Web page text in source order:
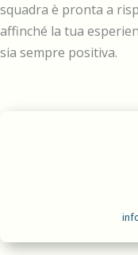
squadra è pronta a
affinché la tua
sia sempre positiva.